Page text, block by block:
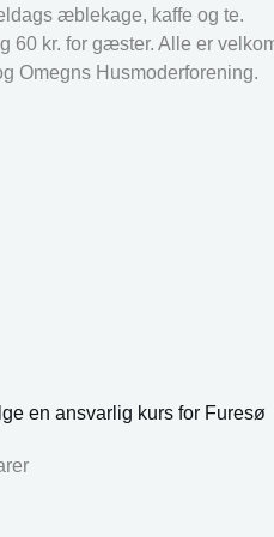
æblekage, kaffe og te.
60 kr. for gæster. Alle er
Omegns Husmoderforening.
en ansvarlig kurs for Furesø